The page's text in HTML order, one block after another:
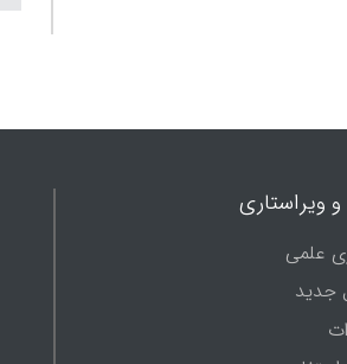
ویراستاری
علمی
جدید